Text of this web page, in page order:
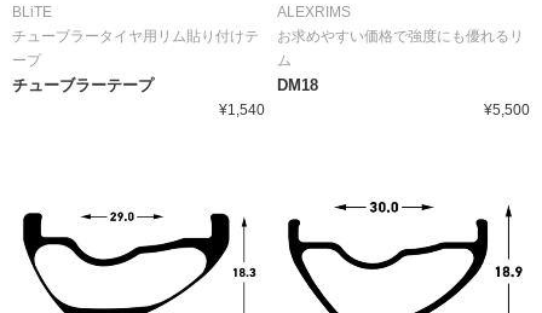
BLiTE
チューブラータイヤ用リム貼り付けテ
ープ
チューブラーテープ
¥1,540
ALEXRIMS
お求めやすい価格で強度にも優れるリ
ム
DM18
¥5,500